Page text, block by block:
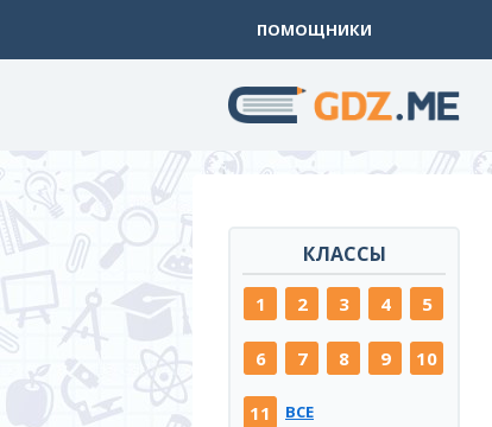
ПОМОЩНИКИ
КЛАССЫ
1 2 3 4 5
6 7 8 9 10
11 ВСЕ